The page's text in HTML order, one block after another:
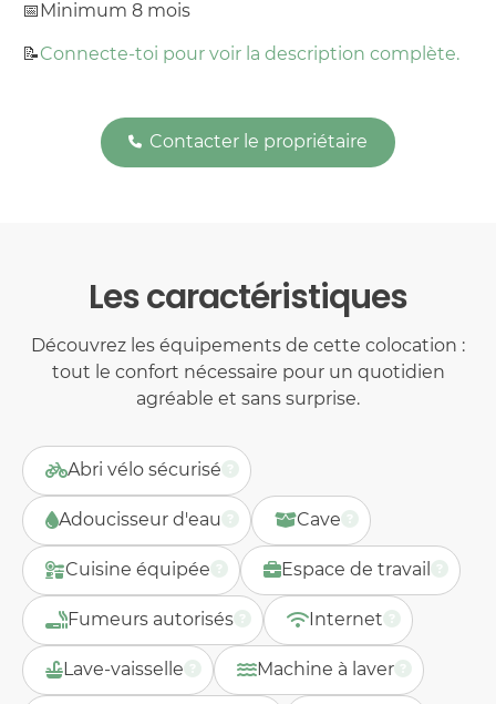
📅Minimum 8 mois
📝Connecte-toi pour voir la description complète.
Contacter le propriétaire
Les caractéristiques
Découvrez les équipements de cette colocation :
tout le confort nécessaire pour un quotidien
agréable et sans surprise.
Abri vélo sécurisé
Adoucisseur d'eau Cave
Cuisine équipée Espace de travail
Fumeurs autorisés Internet
Lave-vaisselle Machine à laver